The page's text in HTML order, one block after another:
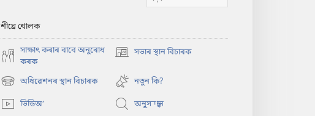
শীঘ্ৰে খোলক
সাক্ষাৎ কৰাৰ বাবে অনুৰোধ
কৰক
সভাৰ স্থান বিচাৰক
(opens
window)
অধিৱেশনৰ স্থান বিচাৰক
(opens
new
window)
নতুন কি?
ভিডিঅ’ অনুসন্ধান